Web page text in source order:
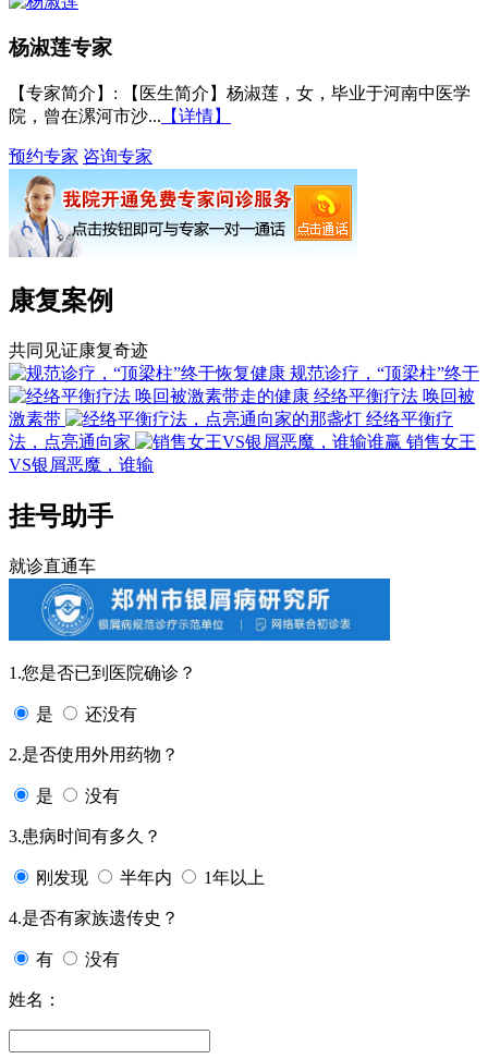
杨淑莲专家
【专家简介】 : 【医生简介】杨淑莲，女，毕业于河南中医学
院，曾在漯河市沙... 【详情】
预约专家 咨询专家
康复案例
共同见证康复奇迹
规范诊疗，“顶梁柱”终于
经络平衡疗法 唤回被
激素带
经络平衡疗
法，点亮通向家
销售女王
VS银屑恶魔，谁输
挂号助手
就诊直通车
1.您是否已到医院确诊？
是 还没有
2.是否使用外用药物？
是 没有
3.患病时间有多久？
刚发现 半年内 1年以上
4.是否有家族遗传史？
有 没有
姓名：